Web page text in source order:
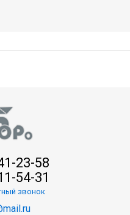
23-58
54-31
звонок